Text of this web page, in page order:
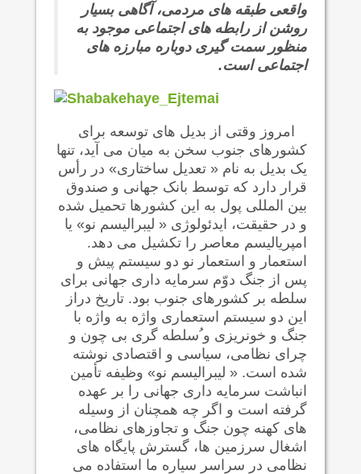
واقعی طبقه های مردمی، آگاهی بسیار
روشن از رابطه های اجتماعی موجود به
منظور سمت گیری دوباره مبارزه های
اجتماعی است.
امروز وقتی از بديل های توسعه برای
کشورهای جنوب سخن به ميان می آید، تنها
یک بديل به نام « تعديل ساختاری» در رأس
قرار دارد که توسط بانک جهانی و صندوق
بین المللی پول به این کشورها تحمیل شده
و در حقیقت، ایدئولوژی « لیبراليسم نو» یا
امپریاليسم معاصر را تکشيل می دهد.
استعمار و استعمار نو دو سیستم پیش و
پس از جنگ دوّم سرمایه داری جهانی برای
سلطه بر کشورهای جنوب بود. تاریخ دراز
این دو سیستم استعماری واژه به واژه با
جنگ و خونریزی و ُسلطه گری بی چون و
چرای نظامی، سیاسی و اقتصادی نوشته
شده است. « ليبراليسم نو» وظیفه تأمين
انباشت سرمايه داری جهانی را بر عهده
گرفته است و اگر چه همچنان از وسيله
های کهنه چون جنگ و تجاوزهای نظامی،
اشغال سرزمين ها، گسترش پايگاه های
نظامی در سراسر سياره ما استفاده می